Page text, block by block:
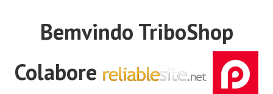
Bemvindo TriboShop
Colabore